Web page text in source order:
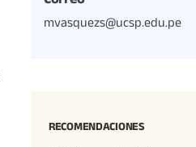
mvasquezs@ucsp.edu.pe
RECOMENDACIONES